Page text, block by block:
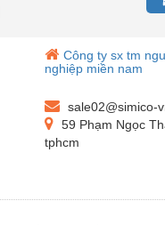
Công ty sx tm
nghiệp miền nam
sale02@simico-
59 Phạm Ngọc
tphcm